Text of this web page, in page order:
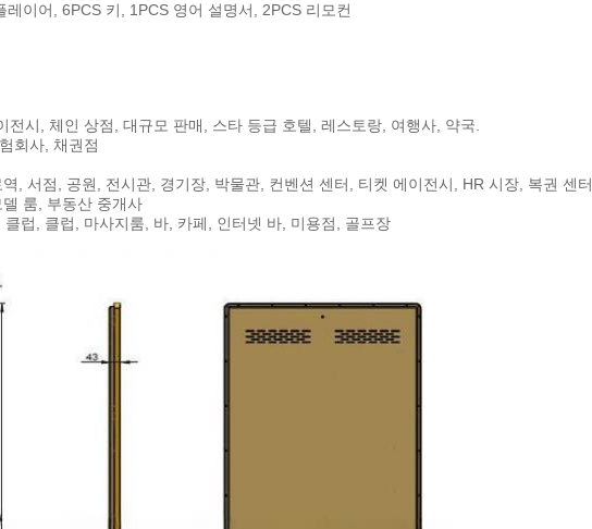
이어, 6PCS 키, 1PCS 영어 설명서, 2PCS 리모컨
시, 체인 상점, 대규모 판매, 스타 등급 호텔, 레스토랑, 여행사, 약국.
회사, 채권점
, 서점, 공원, 전시관, 경기장, 박물관, 컨벤션 센터, 티켓 에이전시, HR 시장, 복권 센터
룸, 부동산 중개사
럽, 클럽, 마사지룸, 바, 카페, 인터넷 바, 미용점, 골프장